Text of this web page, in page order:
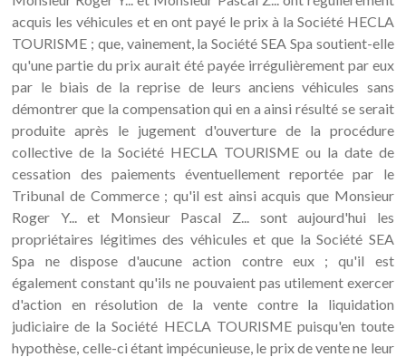
acquis les véhicules et en ont payé le prix à la Société HECLA
TOURISME ; que, vainement, la Société SEA Spa soutient-elle
qu'une partie du prix aurait été payée irrégulièrement par eux
par le biais de la reprise de leurs anciens véhicules sans
démontrer que la compensation qui en a ainsi résulté se serait
produite après le jugement d'ouverture de la procédure
collective de la Société HECLA TOURISME ou la date de
cessation des paiements éventuellement reportée par le
Tribunal de Commerce ; qu'il est ainsi acquis que Monsieur
Roger Y... et Monsieur Pascal Z... sont aujourd'hui les
propriétaires légitimes des véhicules et que la Société SEA
Spa ne dispose d'aucune action contre eux ; qu'il est
également constant qu'ils ne pouvaient pas utilement exercer
d'action en résolution de la vente contre la liquidation
judiciaire de la Société HECLA TOURISME puisqu'en toute
hypothèse, celle-ci étant impécunieuse, le prix de vente ne leur